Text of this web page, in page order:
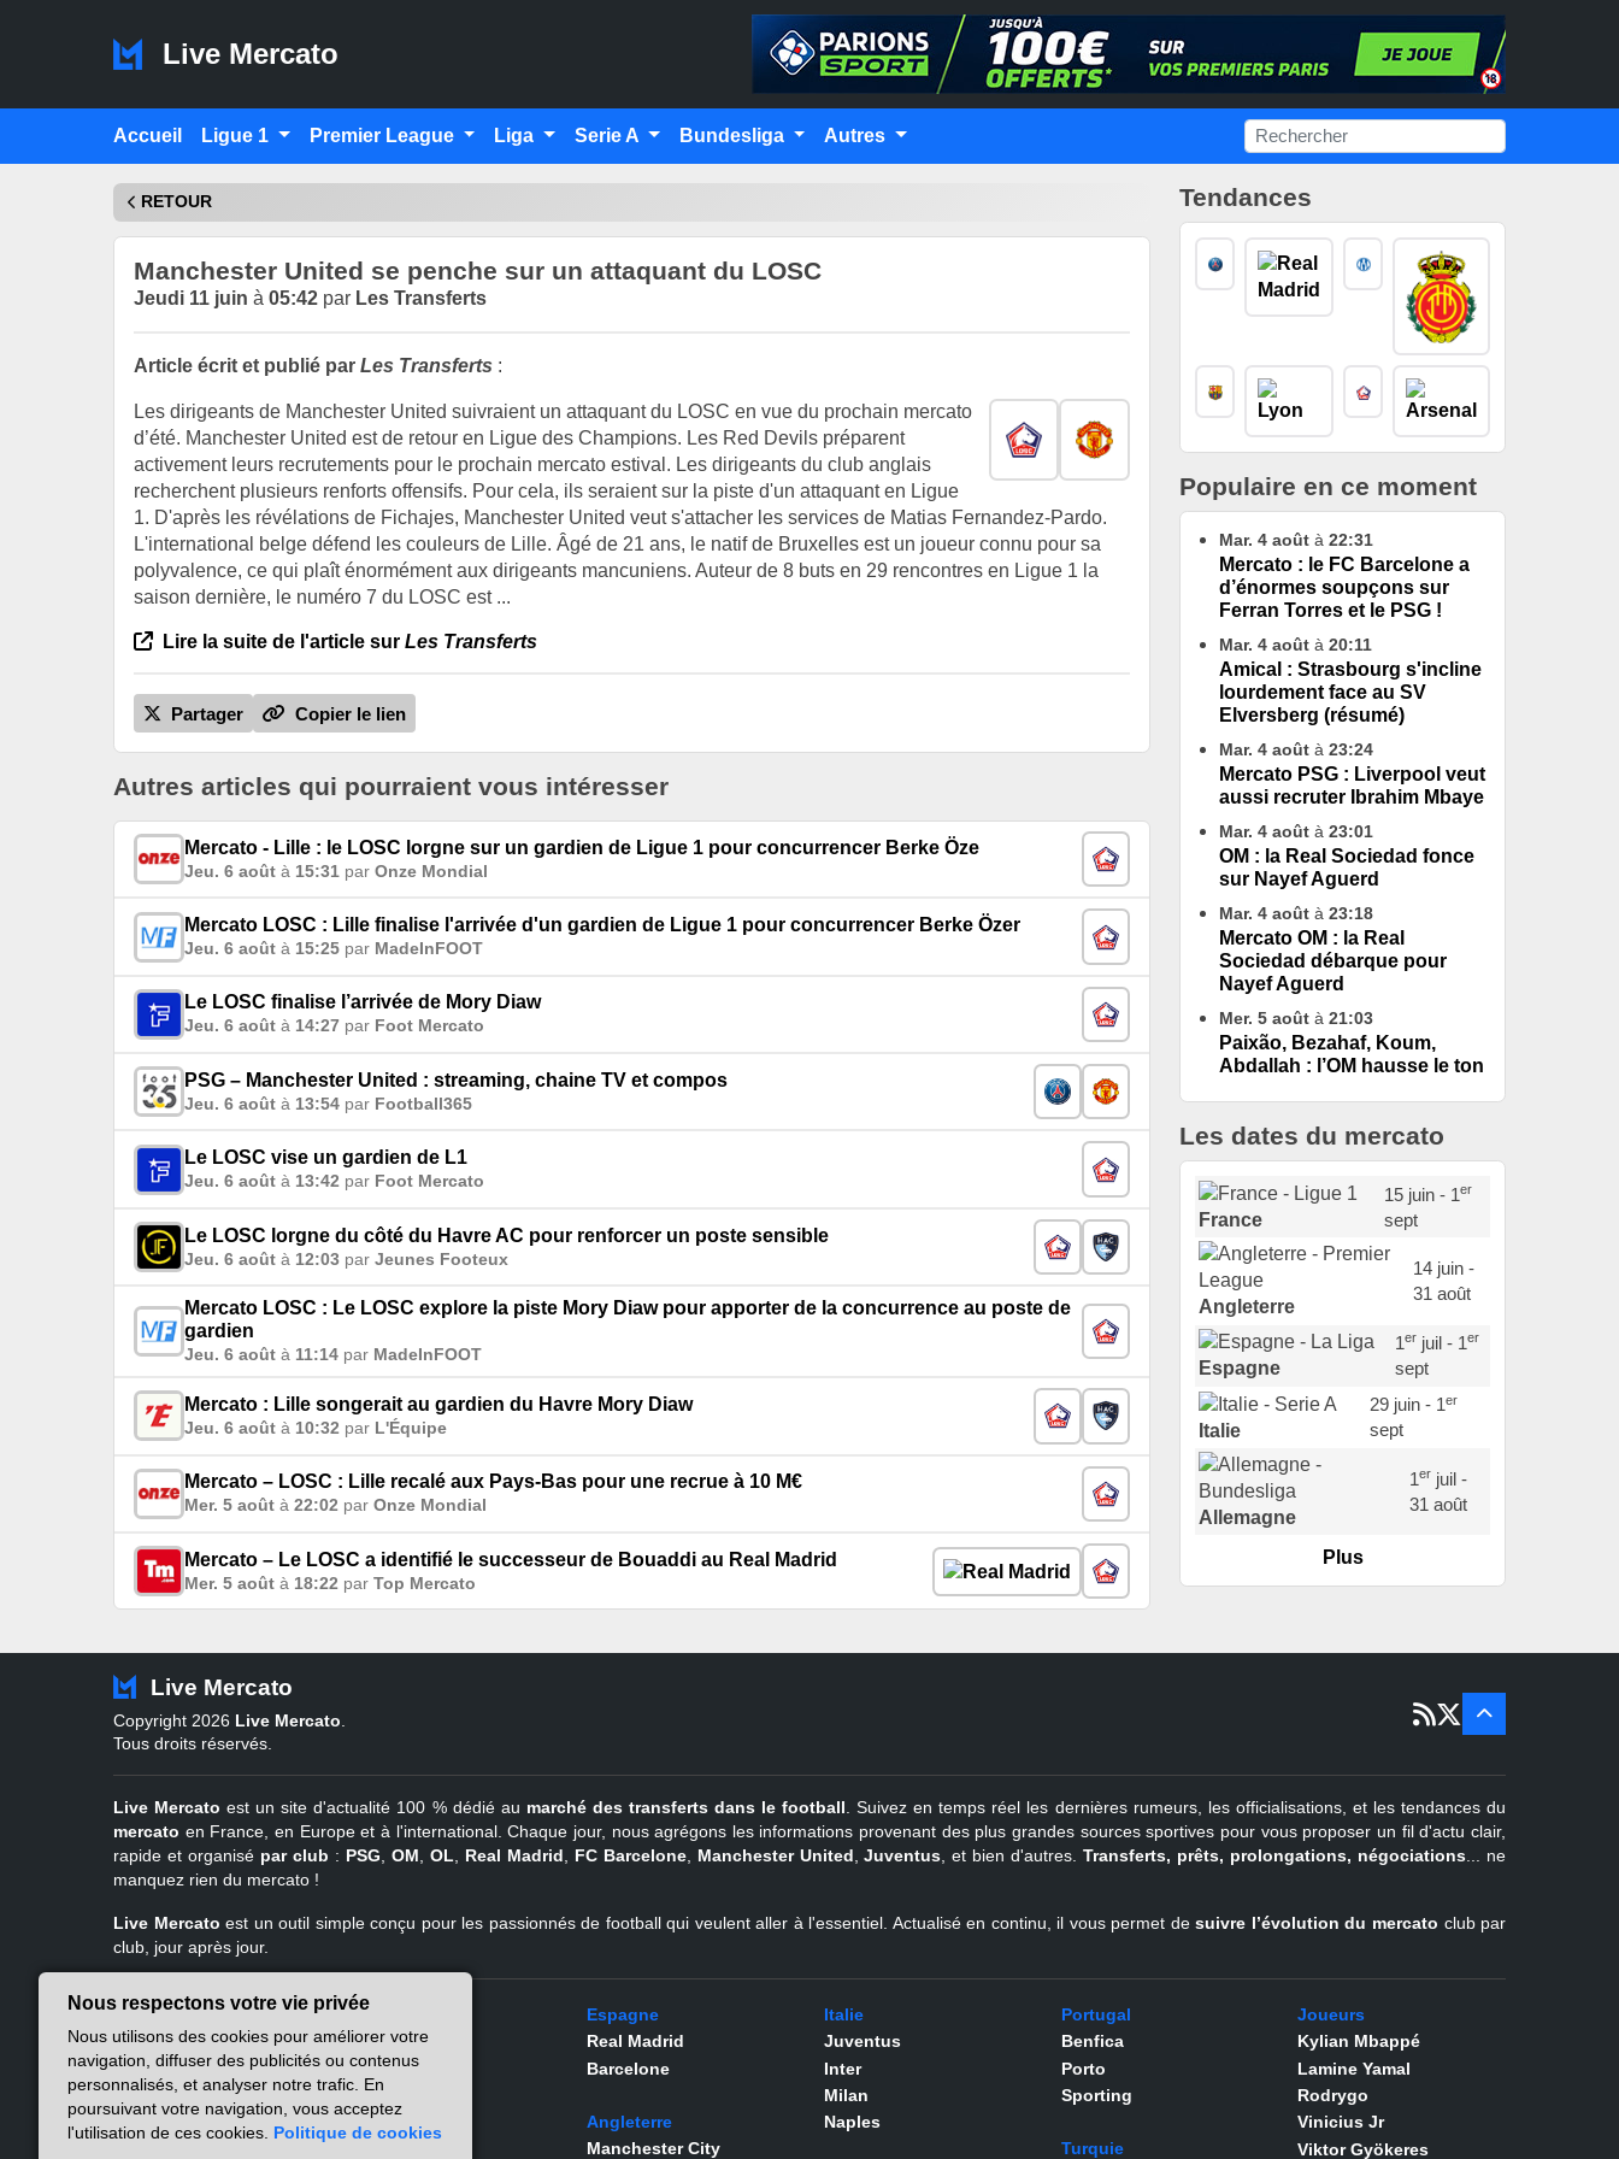
Live Mercato
Accueil Ligue 1 Premier League Liga Serie A Bundesliga Autres
RETOUR
Manchester United se penche sur un attaquant du LOSC
Jeudi 11 juin à 05:42 par Les Transferts
Article écrit et publié par Les Transferts :
Les dirigeants de Manchester United suivraient un attaquant du LOSC en vue du prochain mercato
d’été. Manchester United est de retour en Ligue des Champions. Les Red Devils préparent
activement leurs recrutements pour le prochain mercato estival. Les dirigeants du club anglais
recherchent plusieurs renforts offensifs. Pour cela, ils seraient sur la piste d'un attaquant en Ligue
1. D'après les révélations de Fichajes, Manchester United veut s'attacher les services de Matias Fernandez-Pardo.
L'international belge défend les couleurs de Lille. Âgé de 21 ans, le natif de Bruxelles est un joueur connu pour sa
polyvalence, ce qui plaît énormément aux dirigeants mancuniens. Auteur de 8 buts en 29 rencontres en Ligue 1 la
saison dernière, le numéro 7 du LOSC est ...
Lire la suite de l'article sur Les Transferts
Partager Copier le lien
Autres articles qui pourraient vous intéresser
Mercato - Lille : le LOSC lorgne sur un gardien de Ligue 1 pour concurrencer Berke Öze
Jeu. 6 août à 15:31 par Onze Mondial
Mercato LOSC : Lille finalise l'arrivée d'un gardien de Ligue 1 pour concurrencer Berke Özer
Jeu. 6 août à 15:25 par MadeInFOOT
Le LOSC finalise l’arrivée de Mory Diaw
Jeu. 6 août à 14:27 par Foot Mercato
PSG – Manchester United : streaming, chaine TV et compos
Jeu. 6 août à 13:54 par Football365
Le LOSC vise un gardien de L1
Jeu. 6 août à 13:42 par Foot Mercato
Le LOSC lorgne du côté du Havre AC pour renforcer un poste sensible
Jeu. 6 août à 12:03 par Jeunes Footeux
Mercato LOSC : Le LOSC explore la piste Mory Diaw pour apporter de la concurrence au poste de
gardien
Jeu. 6 août à 11:14 par MadeInFOOT
Mercato : Lille songerait au gardien du Havre Mory Diaw
Jeu. 6 août à 10:32 par L'Équipe
Mercato – LOSC : Lille recalé aux Pays-Bas pour une recrue à 10 M€
Mer. 5 août à 22:02 par Onze Mondial
Mercato – Le LOSC a identifié le successeur de Bouaddi au Real Madrid
Mer. 5 août à 18:22 par Top Mercato
Tendances
Populaire en ce moment
Mar. 4 août à 22:31
Mercato : le FC Barcelone a
d’énormes soupçons sur
Ferran Torres et le PSG !
Mar. 4 août à 20:11
Amical : Strasbourg s'incline
lourdement face au SV
Elversberg (résumé)
Mar. 4 août à 23:24
Mercato PSG : Liverpool veut
aussi recruter Ibrahim Mbaye
Mar. 4 août à 23:01
OM : la Real Sociedad fonce
sur Nayef Aguerd
Mar. 4 août à 23:18
Mercato OM : la Real
Sociedad débarque pour
Nayef Aguerd
Mer. 5 août à 21:03
Paixão, Bezahaf, Koum,
Abdallah : l’OM hausse le ton
Les dates du mercato
France
15 juin - 1er
sept
Angleterre
14 juin -
31 août
Espagne
1erjuil - 1er
sept
Italie
29 juin - 1er
sept
Allemagne
1erjuil -
31 août
15 sept
22 juin - 4
sept
Belgique
1 juil -
31 août
Plus
Live Mercato
Copyright 2026 Live Mercato.
Tous droits réservés.
Live Mercato est un site d'actualité 100 % dédié au marché des transferts dans le football. Suivez en temps réel les dernières rumeurs, les officialisations, et les tendances du
mercato en France, en Europe et à l'international. Chaque jour, nous agrégons les informations provenant des plus grandes sources sportives pour vous proposer un fil d'actu clair,
rapide et organisé par club : PSG, OM, OL, Real Madrid, FC Barcelone, Manchester United,Juventus, et bien d'autres.Transferts, prêts, prolongations, négociations... ne
manquez rien du mercato !
Live Mercato est un outil simple conçu pour les passionnés de football qui veulent aller à l'essentiel. Actualisé en continu, il vous permet desuivre l’évolution du mercato club par
club, jour après jour.
Live Mercato
A propos
Nous contacter
Mentions légales
Politique de
Ligue 1
PSG
Marseille
Lyon
Lille
Espagne
Real Madrid
Barcelone
Angleterre
Manchester City
Italie
Juventus
Inter
Milan
Naples
Portugal
Benfica
Porto
Sporting
Turquie
Joueurs
Kylian Mbappé
Lamine Yamal
Rodrygo
Vinicius Jr
Viktor Gyökeres
Nous respectons votre vie privée
Nous utilisons des cookies pour améliorer votre
navigation, diffuser des publicités ou contenus
personnalisés, et analyser notre trafic. En
poursuivant votre navigation, vous acceptez
l'utilisation de ces cookies. Politique de cookies